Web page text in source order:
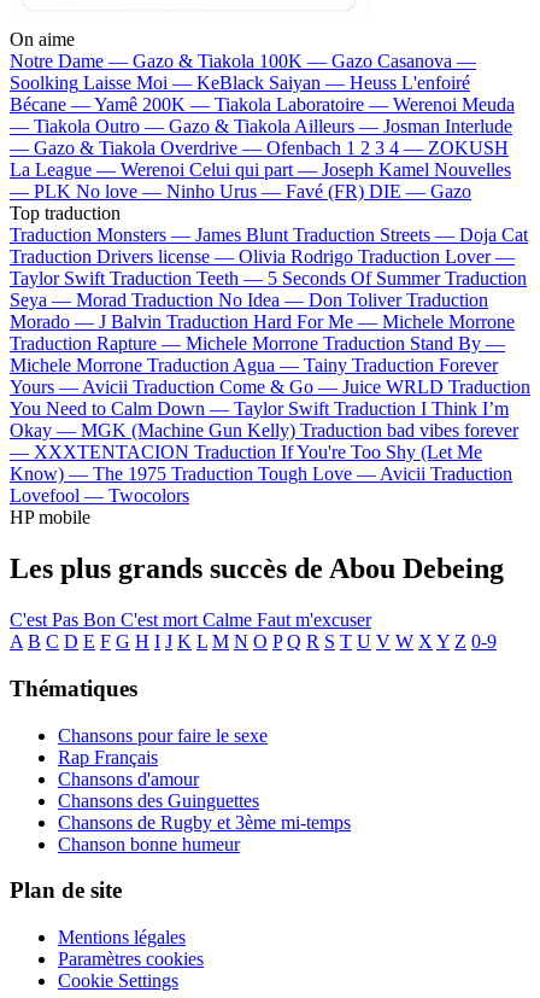
On aime
Notre Dame — Gazo & Tiakola 100K — Gazo Casanova —
Soolking Laisse Moi — KeBlack Saiyan — Heuss L'enfoiré
Bécane —Yamê 200K — Tiakola Laboratoire — Werenoi Meuda
— Tiakola Outro — Gazo & TiakolaAilleurs — Josman Interlude
— Gazo & Tiakola Overdrive — Ofenbach 1 2 3 4 — ZOKUSH
La League — Werenoi Celui qui part — Joseph Kamel Nouvelles
— PLK No love — Ninho Urus — Favé (FR) DIE — Gazo
Top traduction
Traduction Monsters — James Blunt Traduction Streets — Doja Cat
Traduction Drivers license — Olivia Rodrigo Traduction Lover —
Taylor Swift Traduction Teeth — 5 Seconds Of Summer Traduction
Seya — Morad Traduction No Idea — Don Toliver Traduction
Morado — J Balvin Traduction Hard For Me — Michele Morrone
Traduction Rapture — Michele Morrone Traduction Stand By —
Michele Morrone Traduction Agua — Tainy Traduction Forever
Yours —Avicii Traduction Come & Go — Juice WRLD Traduction
You Need to Calm Down — Taylor Swift Traduction I Think I’m
Okay — MGK (Machine Gun Kelly) Traduction bad vibes forever
— XXXTENTACION Traduction If You're Too Shy (Let Me
Know) — The 1975 Traduction Tough Love —Avicii Traduction
Lovefool — Twocolors
HP mobile
Les plus grands succès de Abou Debeing
C'est Pas Bon C'est mort Calme Faut m'excuser
A B C D E F G H I J K L M N O P Q R S T U V W X Y Z 0-9
Thématiques
Chansons pour faire le sexe
Rap Français
Chansons d'amour
Chansons des Guinguettes
Chansons de Rugby et 3ème mi-temps
Chanson bonne humeur
Plan de site
Mentions légales
Paramètres cookies
Cookie Settings